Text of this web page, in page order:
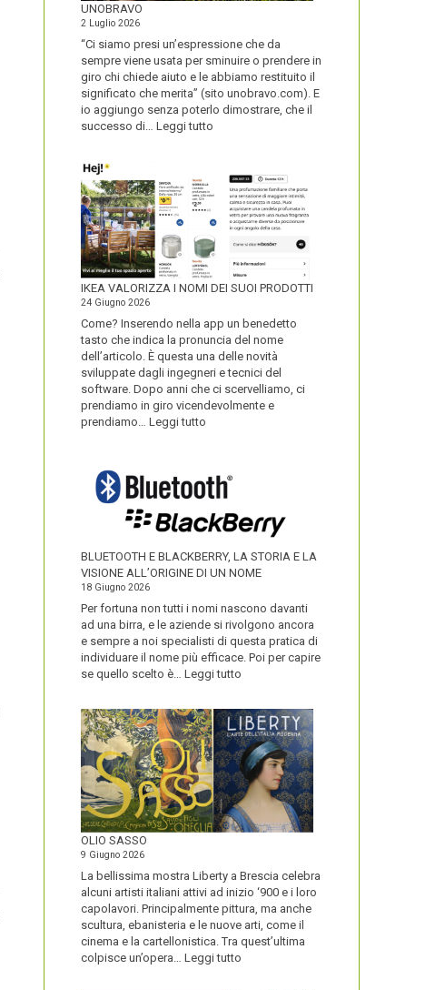
UNOBRAVO
2 Luglio 2026
“Ci siamo presi un’espressione che da
sempre viene usata per sminuire o prendere in
giro chi chiede aiuto e le abbiamo restituito il
significato che merita” (sito unobravo.com). E
io aggiungo senza poterlo dimostrare, che il
successo di… Leggi tutto
IKEA VALORIZZA I NOMI DEI SUOI PRODOTTI
24 Giugno 2026
Come? Inserendo nella app un benedetto
tasto che indica la pronuncia del nome
dell’articolo. È questa una delle novità
sviluppate dagli ingegneri e tecnici del
software. Dopo anni che ci scervelliamo, ci
prendiamo in giro vicendevolmente e
prendiamo… Leggi tutto
NOMI
DEI
SUOI
PRODOTTI
BLUETOOTH E BLACKBERRY, LA STORIA E LA
VISIONE ALL’ORIGINE DI UN NOME
18 Giugno 2026
Per fortuna non tutti i nomi nascono davanti
ad una birra, e le aziende si rivolgono ancora
e sempre a noi specialisti di questa pratica di
individuare il nome più efficace. Poi per capire
se quello scelto è… Leggi tutto
BLACKBERRY,
LA
STORIA
E
LA
VISIONE
ALL’ORIGINE
DI
NOME
OLIO SASSO
9 Giugno 2026
La bellissima mostra Liberty a Brescia celebra
alcuni artisti italiani attivi ad inizio ‘900 e i loro
capolavori. Principalmente pittura, ma anche
scultura, ebanisteria e le nuove arti, come il
cinema e la cartellonistica. Tra quest’ultima
colpisce un’opera… Leggi tutto